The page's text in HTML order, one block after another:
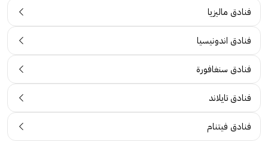
فنادق ماليزيا
فنادق اندونيسيا
فنادق سنغافورة
فنادق تايلاند
فنادق فيتنام